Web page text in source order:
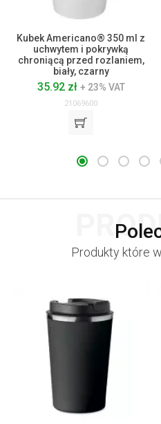
Kubek Americano® 350 ml z
uchwytem i pokrywką
chroniącą przed rozlaniem,
biały, czarny
35.92 zł + 23% VAT
21069600
Produkty które